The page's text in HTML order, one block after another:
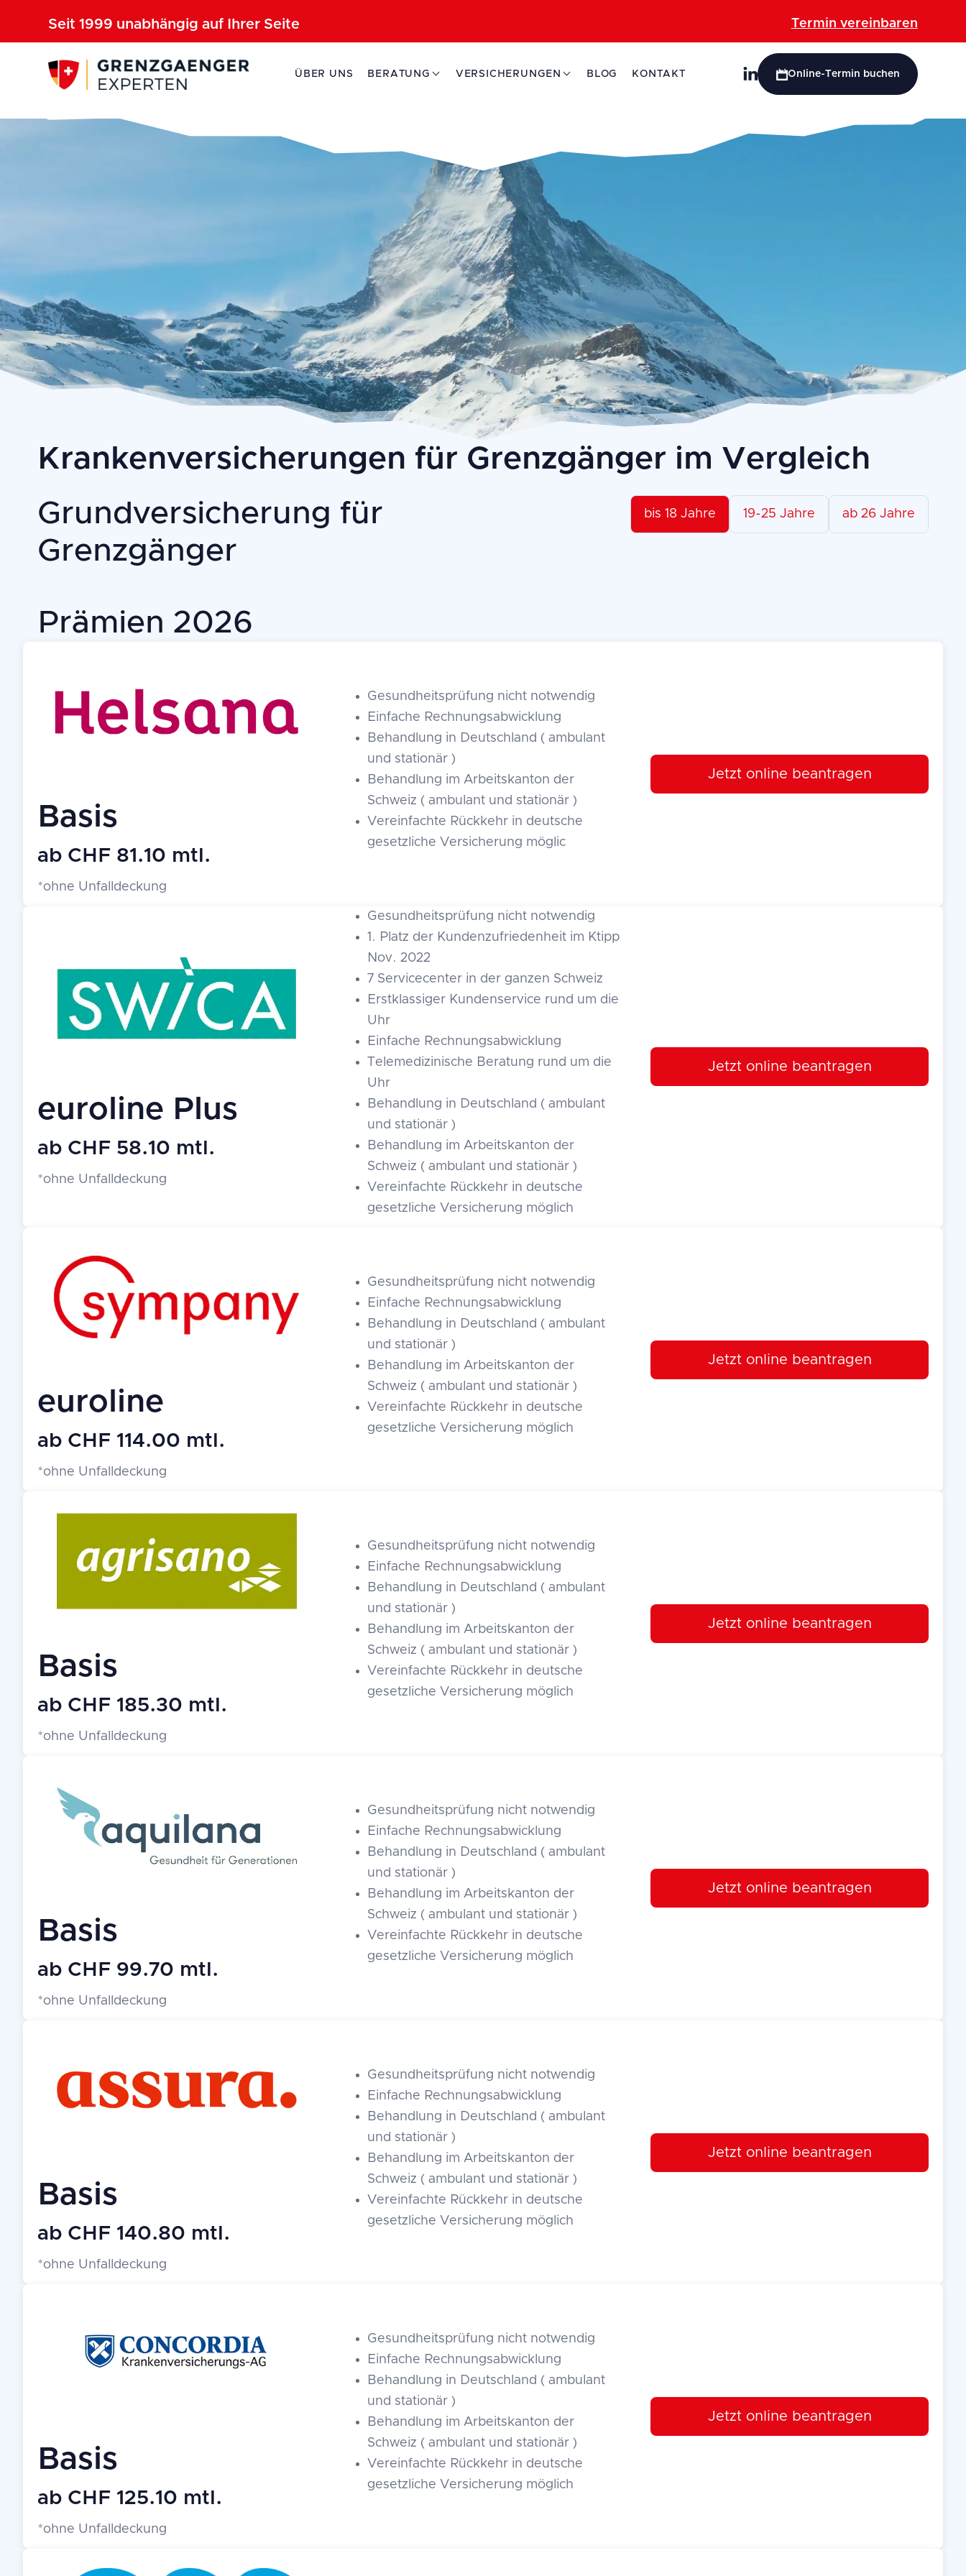
Seit 1999 unabhängig auf Ihrer Seite Termin vereinbaren
ÜBER UNS BERATUNG VERSICHERUNGEN BLOG KONTAKT Online-Termin buchen
Krankenversicherungen für Grenzgänger im Vergleich
Grundversicherung für
Grenzgänger
bis 18 Jahre 19-25 Jahre ab 26 Jahre
Prämien 2026
Basis
ab CHF 81.10 mtl.
*ohne Unfalldeckung
Gesundheitsprüfung nicht notwendig
Einfache Rechnungsabwicklung
Behandlung in Deutschland ( ambulant
und stationär )
Behandlung im Arbeitskanton der
Schweiz ( ambulant und stationär )
Vereinfachte Rückkehr in deutsche
gesetzliche Versicherung möglic
Jetzt online beantragen
euroline Plus
ab CHF 58.10 mtl.
*ohne Unfalldeckung
Gesundheitsprüfung nicht notwendig
1. Platz der Kundenzufriedenheit im Ktipp
Nov. 2022
7 Servicecenter in der ganzen Schweiz
Erstklassiger Kundenservice rund um die
Uhr
Einfache Rechnungsabwicklung
Telemedizinische Beratung rund um die
Uhr
Behandlung in Deutschland ( ambulant
und stationär )
Behandlung im Arbeitskanton der
Schweiz ( ambulant und stationär )
Vereinfachte Rückkehr in deutsche
gesetzliche Versicherung möglich
Jetzt online beantragen
euroline
ab CHF 114.00 mtl.
*ohne Unfalldeckung
Gesundheitsprüfung nicht notwendig
Einfache Rechnungsabwicklung
Behandlung in Deutschland ( ambulant
und stationär )
Behandlung im Arbeitskanton der
Schweiz ( ambulant und stationär )
Vereinfachte Rückkehr in deutsche
gesetzliche Versicherung möglich
Jetzt online beantragen
Basis
ab CHF 185.30 mtl.
*ohne Unfalldeckung
Gesundheitsprüfung nicht notwendig
Einfache Rechnungsabwicklung
Behandlung in Deutschland ( ambulant
und stationär )
Behandlung im Arbeitskanton der
Schweiz ( ambulant und stationär )
Vereinfachte Rückkehr in deutsche
gesetzliche Versicherung möglich
Jetzt online beantragen
Basis
ab CHF 99.70 mtl.
*ohne Unfalldeckung
Gesundheitsprüfung nicht notwendig
Einfache Rechnungsabwicklung
Behandlung in Deutschland ( ambulant
und stationär )
Behandlung im Arbeitskanton der
Schweiz ( ambulant und stationär )
Vereinfachte Rückkehr in deutsche
gesetzliche Versicherung möglich
Jetzt online beantragen
Basis
ab CHF 140.80 mtl.
*ohne Unfalldeckung
Gesundheitsprüfung nicht notwendig
Einfache Rechnungsabwicklung
Behandlung in Deutschland ( ambulant
und stationär )
Behandlung im Arbeitskanton der
Schweiz ( ambulant und stationär )
Vereinfachte Rückkehr in deutsche
gesetzliche Versicherung möglich
Jetzt online beantragen
Basis
ab CHF 125.10 mtl.
*ohne Unfalldeckung
Gesundheitsprüfung nicht notwendig
Einfache Rechnungsabwicklung
Behandlung in Deutschland ( ambulant
und stationär )
Behandlung im Arbeitskanton der
Schweiz ( ambulant und stationär )
Vereinfachte Rückkehr in deutsche
gesetzliche Versicherung möglich
Jetzt online beantragen